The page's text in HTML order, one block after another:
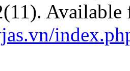
Available